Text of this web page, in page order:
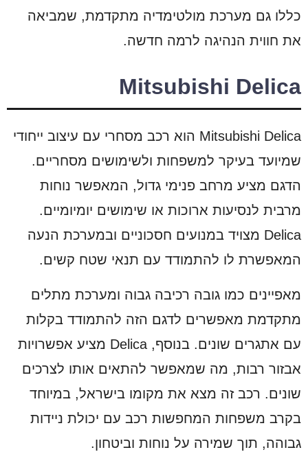
כללו גם מערכת מולטימדיה מתקדמת, שמביאה
את חווית הנהיגה לרמה חדשה.
Mitsubishi Delica
Mitsubishi Delica הוא רכב מסחרי עם עיצוב ייחודי
שמיועד בעיקר למשפחות ולשימושים מסחריים.
הדגם מציע מרחב פנימי גדול, המאפשר נוחות
מרבית לנסיעות ארוכות או שימושים יומיומיים.
Delica מצויד במנועים חסכוניים ובמערכת הנעה
המאפשרת לו להתמודד עם תנאי שטח קשים.
מאפיינים כמו גובה רכיבה גבוה ומערכת מתלים
מתקדמת מאפשרים לדגם הזה להתמודד בקלות
עם אתגרים שונים. בנוסף, Delica מציע אפשרויות
אבזור רבות, מה שמאפשר להתאים אותו לצרכים
שונים. רכב זה מצא את מקומו בישראל, במיוחד
בקרב משפחות המחפשות רכב עם יכולת ניידות
גבוהה, תוך שמירה על נוחות וביטחון.